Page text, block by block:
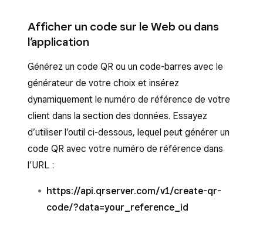
Afficher un code sur le Web ou dans
l’application
Générez un code QR ou un code-barres avec le
générateur de votre choix et insérez
dynamiquement le numéro de référence de votre
client dans la section des données. Essayez
d’utiliser l’outil ci-dessous, lequel peut générer un
code QR avec votre numéro de référence dans
l’URL :
https://api.qrserver.com/v1/create-qr-
code/?data=your_reference_id